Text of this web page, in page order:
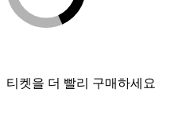
티켓을 더 빨리 구매하세요